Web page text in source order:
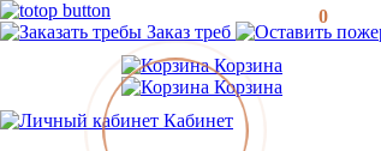
Заказ треб
Корзина
Корзина
0
Кабинет